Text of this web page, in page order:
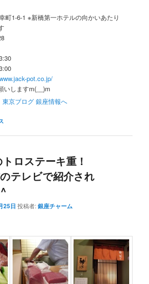
町1-6-1 ※新橋第一ホテルの向かいあたり
pot.co.jp/
いしますm(__)m
ロステーキ重！
テレビで紹介され
25日 投稿者:銀座チャーム